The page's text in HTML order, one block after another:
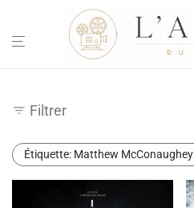
Filtrer
Étiquette: Matthew McConaughey